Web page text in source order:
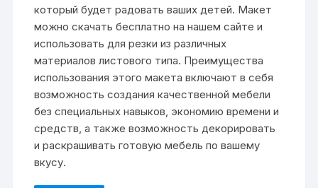
который будет радовать ваших детей. Макет
можно скачать бесплатно на нашем сайте и
использовать для резки из различных
материалов листового типа. Преимущества
использования этого макета включают в себя
возможность создания качественной мебели
без специальных навыков, экономию времени и
средств, а также возможность декорировать
и раскрашивать готовую мебель по вашему
вкусу.